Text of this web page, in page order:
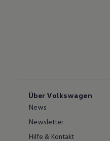
Über Volkswagen
News
Newsletter
Hilfe & Kontakt